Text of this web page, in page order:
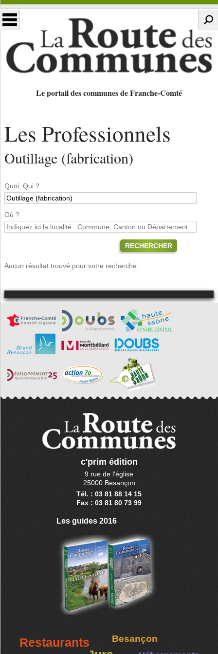
Le portail des communes de Franche-Comté
Les Professionnels
Outillage (fabrication)
Quoi, Qui ?
Où ?
RECHERCHER
Aucun résultat trouvé pour votre recherche.
c'prim édition
9 rue de l'église
25000 Besançon
Tél. : 03 81 88 14 15
Fax : 03 81 80 73 99
Les guides 2016
Restaurants Besançon